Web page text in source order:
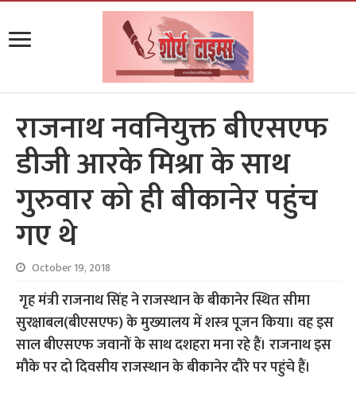
राजनाथ नवनियुक्त बीएसएफ
डीजी आरके मिश्रा के साथ
गुरुवार को ही बीकानेर पहुंच
गए थे
October 19, 2018
गृह मंत्री राजनाथ सिंह ने राजस्‍थान के बीकानेर स्थित सीमा
सुरक्षाबल(बीएसएफ) के मुख्‍यालय में शस्‍त्र पूजन किया। वह इस
साल बीएसएफ जवानों के साथ दशहरा मना रहे हैं। राजनाथ इस
मौके पर दो दिवसीय राजस्‍थान के बीकानेर दौरे पर पहुंचे हैं।